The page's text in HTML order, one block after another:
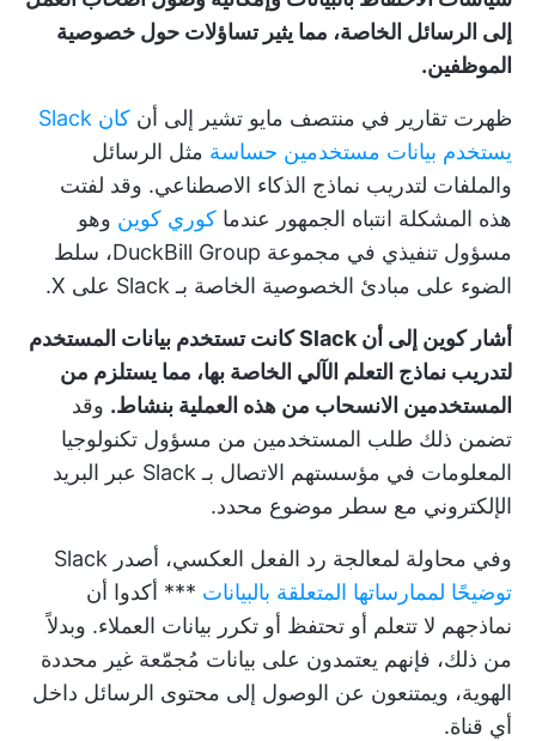
إلى الرسائل الخاصة، مما يثير تساؤلات حول خصوصية
الموظفين.
ظهرت تقارير في منتصف مايو تشير إلى أن
كان Slack
يستخدم بيانات مستخدمين حساسة مثل الرسائل
والملفات لتدريب نماذج الذكاء الاصطناعي. وقد لفتت
هذه المشكلة انتباه الجمهور عندما كوري كوين وهو
مسؤول تنفيذي في مجموعة DuckBill Group، سلط
الضوء على مبادئ الخصوصية الخاصة بـ Slack على X.
أشار كوين إلى أن Slack كانت تستخدم بيانات المستخدم
لتدريب نماذج التعلم الآلي الخاصة بها، مما يستلزم من
المستخدمين الانسحاب من هذه العملية بنشاط. وقد
تضمن ذلك طلب المستخدمين من مسؤول تكنولوجيا
المعلومات في مؤسستهم الاتصال بـ Slack عبر البريد
الإلكتروني مع سطر موضوع محدد.
وفي محاولة لمعالجة رد الفعل العكسي، أصدر Slack
توضيحًا لممارساتها المتعلقة بالبيانات *** أكدوا أن
نماذجهم لا تتعلم أو تحتفظ أو تكرر بيانات العملاء. وبدلاً
من ذلك، فإنهم يعتمدون على بيانات مُجمّعة غير محددة
الهوية، ويمتنعون عن الوصول إلى محتوى الرسائل داخل
أي قناة.